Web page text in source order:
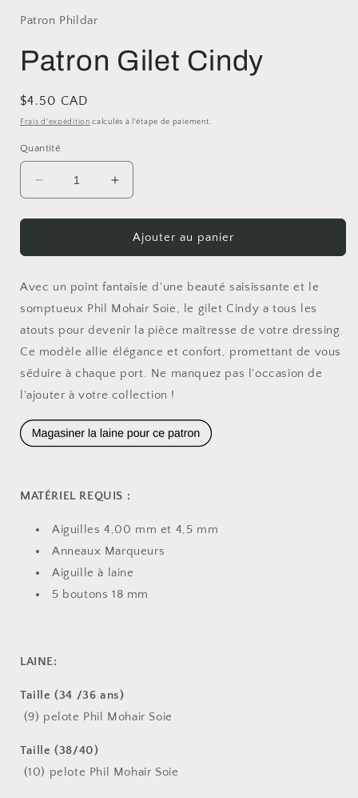
Patron Phildar
Patron Gilet Cindy
Prix
habituel
$4.50 CAD
Frais d'expédition calculés à l'étape de paiement.
Quantité
Réduire
la
quantité
Patron
Cindy
Augmenter
la
quantité
Patron
Cindy
Ajouter au panier
Avec un point fantaisie d'une beauté saisissante et le
somptueux Phil Mohair Soie, le gilet Cindy a tous les
atouts pour devenir la pièce maîtresse de votre dressing.
Ce modèle allie élégance et confort, promettant de vous
séduire à chaque port. Ne manquez pas l'occasion de
l'ajouter à votre collection !
MATÉRIEL REQUIS :
Aiguilles 4,00 mm et 4,5 mm
Anneaux Marqueurs
Aiguille à laine
5 boutons 18 mm
LAINE:
Taille (34 /36 ans)
(9) pelote Phil Mohair Soie
Taille (38/40)
(10) pelote Phil Mohair Soie